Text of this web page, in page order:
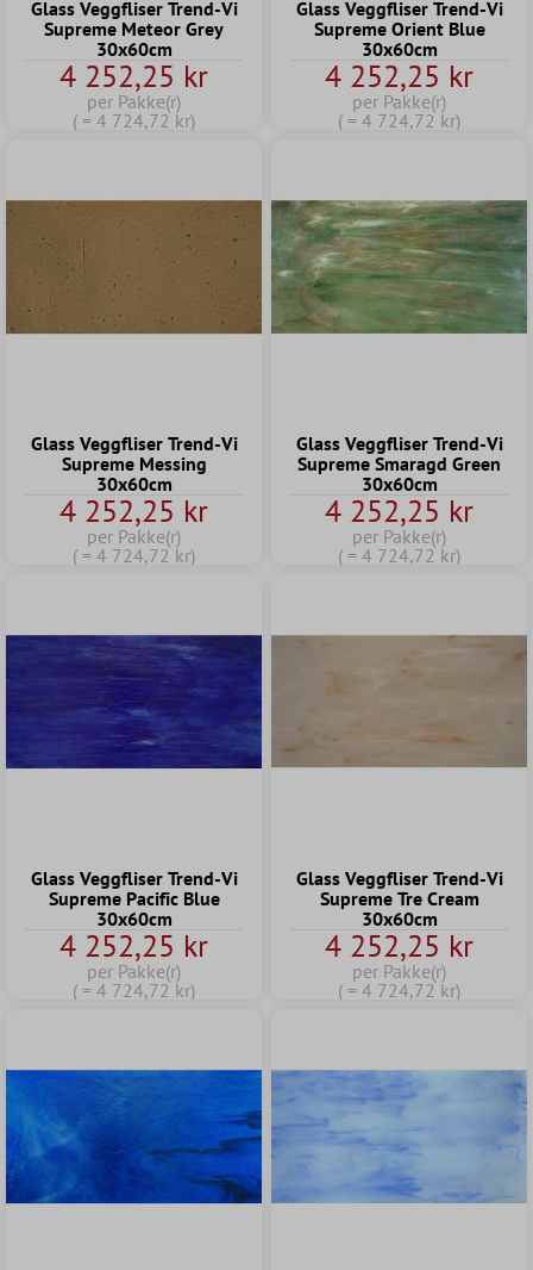
Glass Veggfliser Trend-Vi
Supreme Meteor Grey
30x60cm
4 252,25 kr
per Pakke(r)
( = 4 724,72 kr)
Glass Veggfliser Trend-Vi
Supreme Orient Blue
30x60cm
4 252,25 kr
per Pakke(r)
( = 4 724,72 kr)
Glass Veggfliser Trend-Vi
Supreme Messing
30x60cm
4 252,25 kr
per Pakke(r)
( = 4 724,72 kr)
Glass Veggfliser Trend-Vi
Supreme Smaragd Green
30x60cm
4 252,25 kr
per Pakke(r)
( = 4 724,72 kr)
Glass Veggfliser Trend-Vi
Supreme Pacific Blue
30x60cm
4 252,25 kr
per Pakke(r)
( = 4 724,72 kr)
Glass Veggfliser Trend-Vi
Supreme Tre Cream
30x60cm
4 252,25 kr
per Pakke(r)
( = 4 724,72 kr)